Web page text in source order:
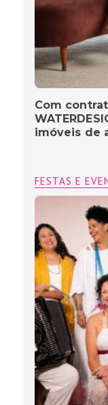
Com
imóveis de
FESTAS E